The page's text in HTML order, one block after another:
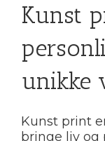
Kunst
unikke
Kunst print
bringe liv og